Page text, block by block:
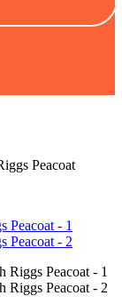
Peacoat